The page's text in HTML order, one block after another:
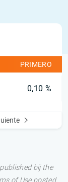
PRIMERO
0,10 %
bij the
of Use posted